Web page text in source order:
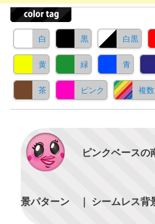
白 黒 白黒
黄 緑 青
茶 ピンク 複
ピンクベース
景パターン ｜ シームレス背